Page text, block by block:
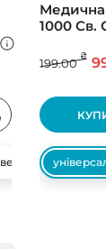
199.00
₴